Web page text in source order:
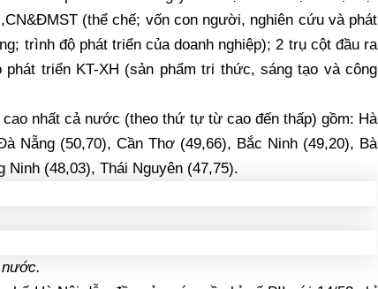
(thể chế; vốn con người, nghiên cứu và phát
trình độ phát triển của doanh nghiệp); 2 trụ cột đầu ra
triển KT-XH (sản phẩm tri thức, sáng tạo và công
nhất cả nước (theo thứ tự từ cao đến thấp) gồm: Hà
Nẵng (50,70), Cần Thơ (49,66), Bắc Ninh (49,20), Bà
Ninh (48,03), Thái Nguyên (47,75).